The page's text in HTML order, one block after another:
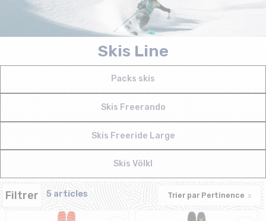
Skis Line
Packs skis
Skis Freerando
Skis Freeride Large
Skis Völkl
Filtrer 5 articles Trier par Pertinence